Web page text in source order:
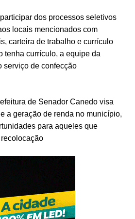
dos processos seletivos
locais mencionados com
carteira de trabalho e currículo
tenha currículo, a equipe da
serviço de confecção
de Senador Canedo visa
a geração de renda no município,
para aqueles que